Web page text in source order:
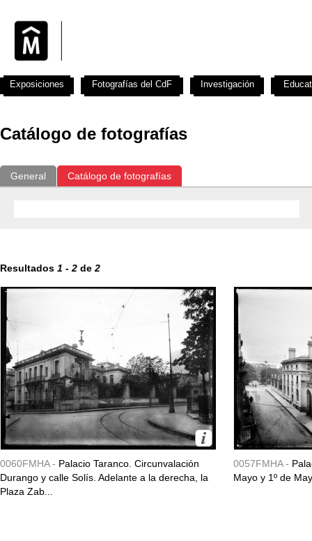
Catálogo de fotografías
General Catálogo de fotografías
Resultados 1 - 2 de 2
0060FMHA - Palacio Taranco. Circunvalación
Durango y calle Solís. Adelante a la derecha, la
Plaza Zab...
0057FMHA -
Mayo y 1º de
Exposiciones Fotografías del CdF Investigación